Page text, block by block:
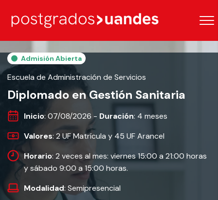
Admisión Abierta
Escuela de Administración de Servicios
Diplomado en Gestión Sanitaria
Inicio: 07/08/2026 - Duración: 4 meses
Valores: 2 UF Matrícula y 45 UF Arancel
Horario: 2 veces al mes: viernes 15:00 a 21:00 horas
y sábado 9:00 a 15:00 horas.
Modalidad: Semipresencial